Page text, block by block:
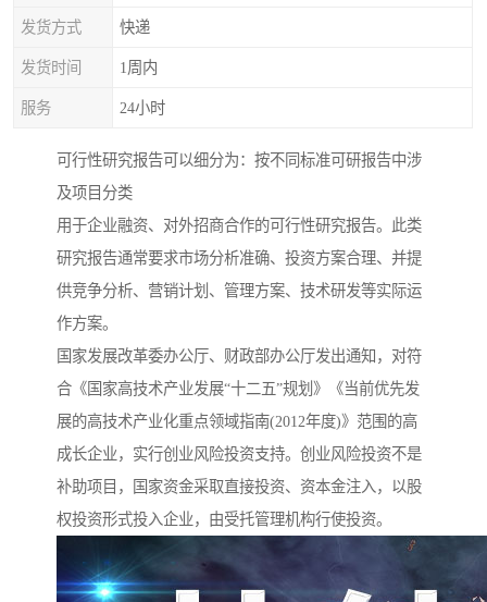
发货方式 快递
发货时间 1周内
服务 24小时
可行性研究报告可以细分为：按不同标准可研报告中涉
及项目分类
用于企业融资、对外招商合作的可行性研究报告。此类
研究报告通常要求市场分析准确、投资方案合理、并提
供竞争分析、营销计划、管理方案、技术研发等实际运
作方案。
国家发展改革委办公厅、财政部办公厅发出通知，对符
合《国家高技术产业发展“十二五”规划》《当前优先发
展的高技术产业化重点领域指南(2012年度)》范围的高
成长企业，实行创业风险投资支持。创业风险投资不是
补助项目，国家资金采取直接投资、资本金注入，以股
权投资形式投入企业，由受托管理机构行使投资。